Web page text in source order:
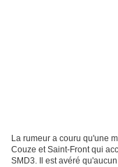
La rumeur a couru qu'une
Couze et Saint-Front qui
SMD3. Il est avéré